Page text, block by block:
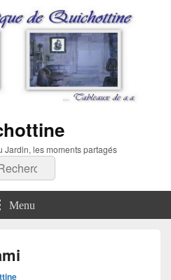
les moments partagés
:
Menu